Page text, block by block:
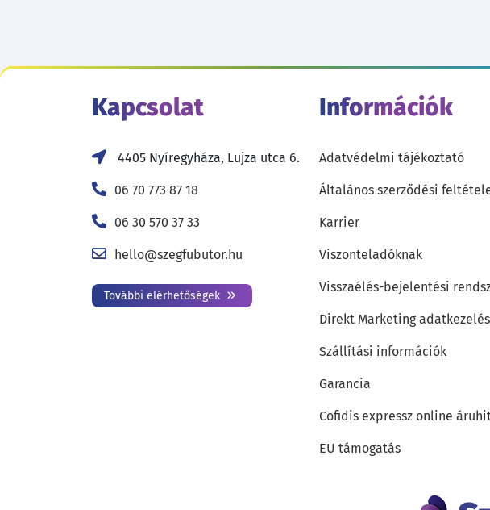
Kapcsolat
4405 Nyíregyháza, Lujza utca 6.
06 70 773 87 18
06 30 570 37 33
hello@szegfubutor.hu
További elérhetőségek
Információk
Adatvédelmi tájékoztató
Általános szerződési
Karrier
Viszonteladóknak
Visszaélés-bejelentési
Direkt Marketing adatkezelés
Szállítási információk
Garancia
Cofidis expressz online
EU támogatás